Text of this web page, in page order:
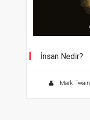
İnsan Nedir?
Mark Twain